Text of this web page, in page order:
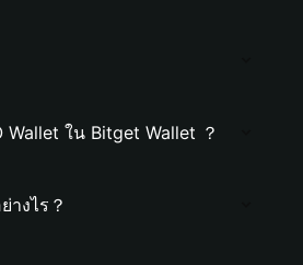
Wallet ใน Bitget Wallet ？
างไร？